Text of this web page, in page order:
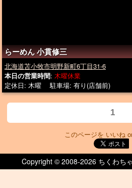
らーめん 小貫修三
北海道苫小牧市明野新町6丁目31-6
本日の営業時間: 木曜休業
定休日: 木曜 駐車場: 有り(店舗前)
1
このページを いいね
Copyright © 2008-2026 ちくわち